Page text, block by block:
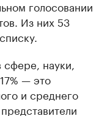
голосовании
Из них 53
сфере, науки,
— это
и среднего